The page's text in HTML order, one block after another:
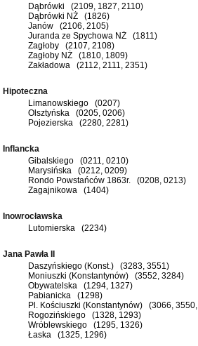
Dąbrówki (2109, 1827, 2110)
Dąbrówki NŻ (1826)
Janów (2106, 2105)
Juranda ze Spychowa NŻ (1811)
Zagłoby (2107, 2108)
Zagłoby NŻ (1810, 1809)
Zakładowa (2112, 2111, 2351)
Hipoteczna
Limanowskiego (0207)
Olsztyńska (0205, 0206)
Pojezierska (2280, 2281)
Inflancka
Gibalskiego (0211, 0210)
Marysińska (0212, 0209)
Rondo Powstańców 1863r. (0208, 0213)
Zagajnikowa (1404)
Inowrocławska
Lutomierska (2234)
Jana Pawła II
Daszyńskiego (Konst.) (3283, 3551)
Moniuszki (Konstantynów) (3552, 3284)
Obywatelska (1294, 1327)
Pabianicka (1298)
Pl. Kościuszki (Konstantynów) (3066,
Rogozińskiego (1328, 1293)
Wróblewskiego (1295, 1326)
Łaska (1325, 1296)